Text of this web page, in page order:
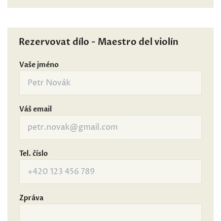
Rezervovat dílo - Maestro del violín
Vaše jméno
Váš email
Tel. číslo
Zpráva